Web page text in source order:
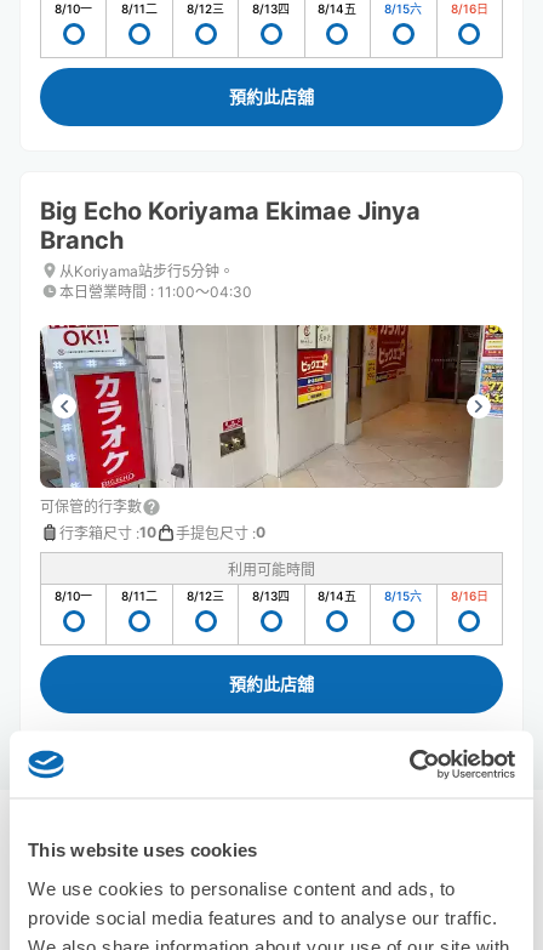
This website uses cookies
We use cookies to personalise content and ads, to
provide social media features and to analyse our traffic.
We also share information about your use of our site with
8/10一 8/11二 8/12三 8/13四 8/14五 8/15六 8/16日
預約此店舖
Big Echo Koriyama Ekimae Jinya
Branch
从Koriyama站步行5分钟。
本日營業時間 : 11:00〜04:30
可保管的行李數
行李箱尺寸 :10 手提包尺寸 :0
利用可能時間
8/10一 8/11二 8/12三 8/13四 8/14五 8/15六 8/16日
預約此店舖
郡山站附近推薦的寄物櫃
7個投幣式置物櫃
使用ecbo斗篷存放行李